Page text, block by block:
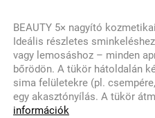
BEAUTY 5× nagyító
Ideális részletes
vagy lemosáshoz – minden
bőrödön. A tükör hátoldalán
sima felületekre (pl.
egy akasztónyílás. A tükör
információk